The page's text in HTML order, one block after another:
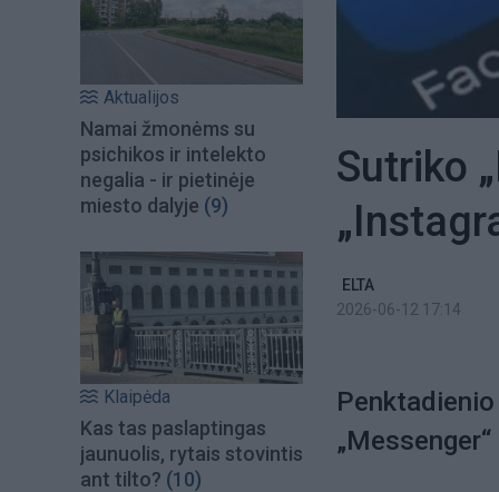
Aktualijos
Namai žmonėms su
psichikos ir intelekto
negalia - ir pietinėje
miesto dalyje (9)
Klaipėda
Kas tas paslaptingas
jaunuolis, rytais stovintis
ant tilto? (10)
Sutriko
ELTA
2026-06-12 17:14